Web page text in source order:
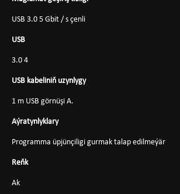
USB 3.0 5 Gbit / s çenli
USB
3.0 4
USB kabeliniň uzynlygy
1 m USB görnüşi A.
Aýratynlyklary
Programma üpjünçiligi gurmak talap edilmeýär
Reňk
Ak